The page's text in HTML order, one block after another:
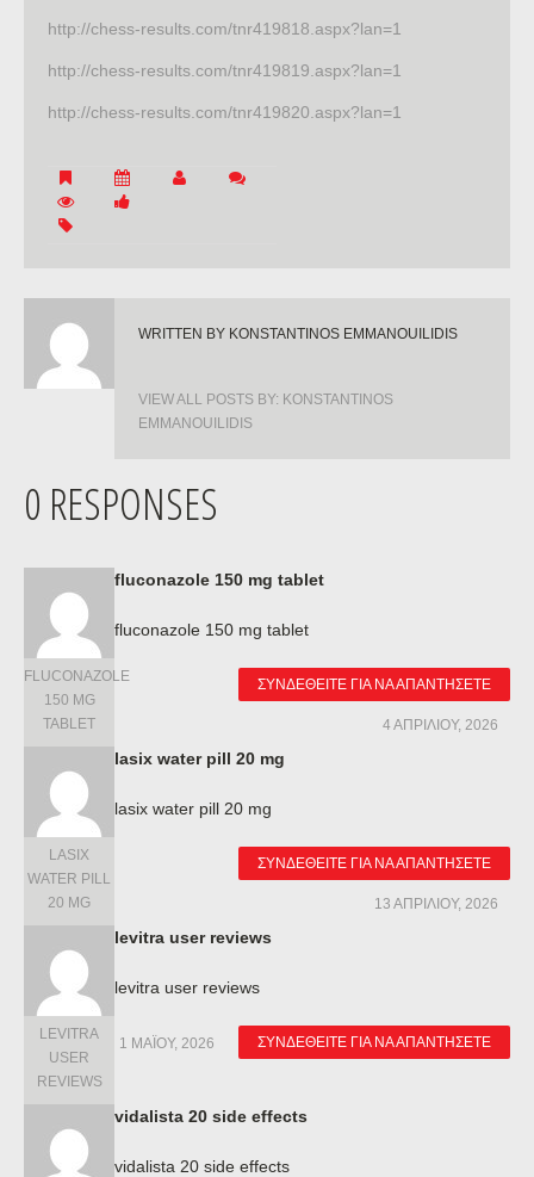
http://chess-results.com/tnr419818.aspx?lan=1
http://chess-results.com/tnr419819.aspx?lan=1
http://chess-results.com/tnr419820.aspx?lan=1
WRITTEN BY KONSTANTINOS EMMANOUILIDIS
VIEW ALL POSTS BY: KONSTANTINOS
EMMANOUILIDIS
0 RESPONSES
FLUCONAZOLE
150 MG
TABLET
fluconazole 150 mg tablet
fluconazole 150 mg tablet
ΣΥΝΔΕΘΕΊΤΕ ΓΙΑ ΝΑ ΑΠΑΝΤΉΣΕΤΕ
4 ΑΠΡΙΛΊΟΥ, 2026
LASIX
WATER PILL
20 MG
lasix water pill 20 mg
lasix water pill 20 mg
ΣΥΝΔΕΘΕΊΤΕ ΓΙΑ ΝΑ ΑΠΑΝΤΉΣΕΤΕ
13 ΑΠΡΙΛΊΟΥ, 2026
LEVITRA
USER
REVIEWS
levitra user reviews
levitra user reviews
ΣΥΝΔΕΘΕΊΤΕ ΓΙΑ ΝΑ ΑΠΑΝΤΉΣΕΤΕ
1 ΜΑΪ́ΟΥ, 2026
vidalista 20 side effects
vidalista 20 side effects